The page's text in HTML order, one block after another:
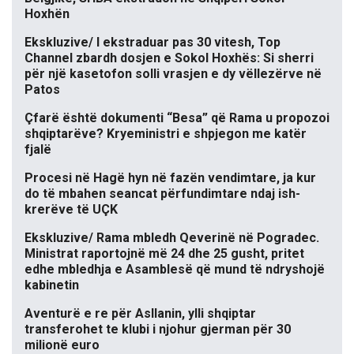
Hoxhën
Ekskluzive/ I ekstraduar pas 30 vitesh, Top
Channel zbardh dosjen e Sokol Hoxhës: Si sherri
për një kasetofon solli vrasjen e dy vëllezërve në
Patos
Çfarë është dokumenti “Besa” që Rama u propozoi
shqiptarëve? Kryeministri e shpjegon me katër
fjalë
Procesi në Hagë hyn në fazën vendimtare, ja kur
do të mbahen seancat përfundimtare ndaj ish-
krerëve të UÇK
Ekskluzive/ Rama mbledh Qeverinë në Pogradec.
Ministrat raportojnë më 24 dhe 25 gusht, pritet
edhe mbledhja e Asamblesë që mund të ndryshojë
kabinetin
Aventurë e re për Asllanin, ylli shqiptar
transferohet te klubi i njohur gjerman për 30
milionë euro